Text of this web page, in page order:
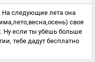
На следующие лета она
своя
Ну если ты убёшь больше
тебе дадут бесплатно